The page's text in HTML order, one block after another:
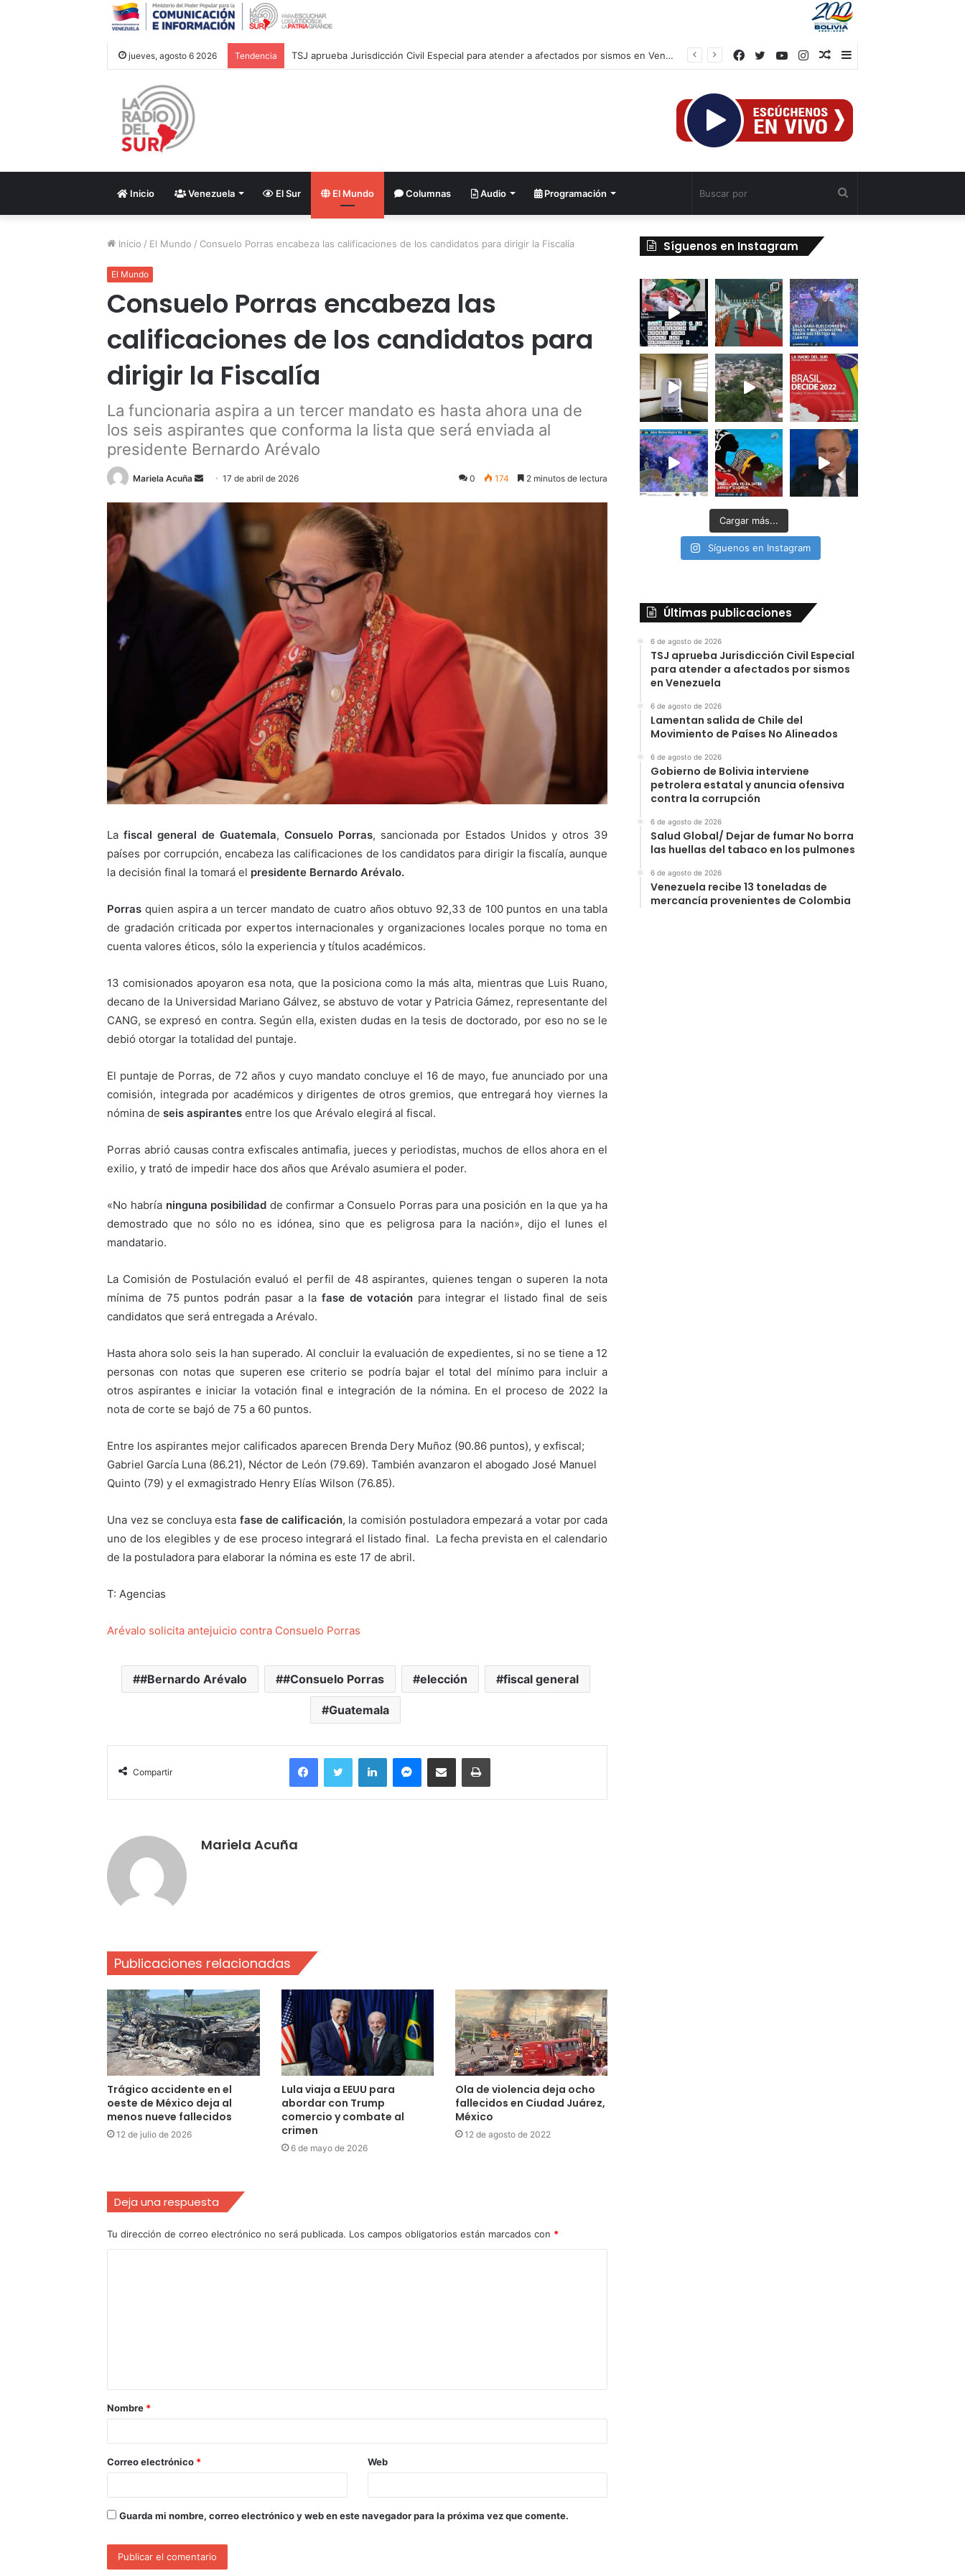
jueves, agosto 6 2026 Tendencia TSJ aprueba Jurisdicción Civil Especial para atender a afectados por sismos en Venezuela
Barra
Publicación
azar
Instagram
YouTube
Twitter
Facebook
Inicio Venezuela El Sur El Mundo Columnas Audio Programación
Inicio / El Mundo / Consuelo Porras encabeza las calificaciones de los candidatos para dirigir la Fiscalía
El Mundo
Consuelo Porras encabeza las
calificaciones de los candidatos para
dirigir la Fiscalía
La funcionaria aspira a un tercer mandato es hasta ahora una de
los seis aspirantes que conforma la lista que será enviada al
presidente Bernardo Arévalo
Mariela Acuña
Send
email
17 de abril de 2026 0 174 2 minutos de lectura
Lafiscal general de Guatemala,Consuelo Porras, sancionada por Estados Unidos y otros 39
países por corrupción, encabeza las calificaciones de los candidatos para dirigir la fiscalía, aunque
la decisión final la tomará el presidente Bernardo Arévalo.
Porras quien aspira a un tercer mandato de cuatro años obtuvo 92,33 de 100 puntos en una tabla
de gradación criticada por expertos internacionales y organizaciones locales porque no toma en
cuenta valores éticos, sólo la experiencia y títulos académicos.
13 comisionados apoyaron esa nota, que la posiciona como la más alta, mientras que Luis Ruano,
decano de la Universidad Mariano Gálvez, se abstuvo de votar y Patricia Gámez, representante del
CANG, se expresó en contra. Según ella, existen dudas en la tesis de doctorado, por eso no se le
debió otorgar la totalidad del puntaje.
El puntaje de Porras, de 72 años y cuyo mandato concluye el 16 de mayo, fue anunciado por una
comisión, integrada por académicos y dirigentes de otros gremios, que entregará hoy viernes la
nómina deseis aspirantes entre los que Arévalo elegirá al fiscal.
Porras abrió causas contra exfiscales antimafia, jueces y periodistas, muchos de ellos ahora en el
exilio, y trató de impedir hace dos años que Arévalo asumiera el poder.
«No habría ninguna posibilidad de confirmar a Consuelo Porras para una posición en la que ya ha
demostrado que no sólo no es idónea, sino que es peligrosa para la nación», dijo el lunes el
mandatario.
La Comisión de Postulación evaluó el perfil de 48 aspirantes, quienes tengan o superen la nota
mínima de 75 puntos podrán pasar a la fase de votación para integrar el listado final de seis
candidatos que será entregada a Arévalo.
Hasta ahora solo seis la han superado. Al concluir la evaluación de expedientes, si no se tiene a 12
personas con notas que superen ese criterio se podría bajar el total del mínimo para incluir a
otros aspirantes e iniciar la votación final e integración de la nómina. En el proceso de 2022 la
nota de corte se bajó de 75 a 60 puntos.
Entre los aspirantes mejor calificados aparecen Brenda Dery Muñoz (90.86 puntos), y exfiscal;
Gabriel García Luna (86.21), Néctor de León (79.69). También avanzaron el abogado José Manuel
Quinto (79) y el exmagistrado Henry Elías Wilson (76.85).
Una vez se concluya esta fase de calificación, la comisión postuladora empezará a votar por cada
uno de los elegibles y de ese proceso integrará el listado final. La fecha prevista en el calendario
de la postuladora para elaborar la nómina es este 17 de abril.
T: Agencias
Arévalo solicita antejuicio contra Consuelo Porras
#Bernardo Arévalo #Consuelo Porras elección fiscal general
Guatemala
Compartir
FacebookTwitter LinkedInMessengerCompartir por correo electrónicoImprimir
Mariela Acuña
Publicaciones relacionadas
Trágico accidente en el
oeste de México deja al
menos nueve fallecidos
12 de julio de 2026
Lula viaja a EEUU para
abordar con Trump
comercio y combate al
crimen
6 de mayo de 2026
Ola de violencia deja ocho
fallecidos en Ciudad Juárez,
México
12 de agosto de 2022
Deja una respuesta
Tu dirección de correo electrónico no será publicada. Los campos obligatorios están marcados con *
Nombre *
Correo electrónico * Web
Guarda mi nombre, correo electrónico y web en este navegador para la próxima vez que comente.
Síguenos en Instagram
Cargar más...
Síguenos en Instagram
Últimas publicaciones
6 de agosto de 2026
TSJ aprueba Jurisdicción Civil Especial
para atender a afectados por sismos
en Venezuela
6 de agosto de 2026
Lamentan salida de Chile del
Movimiento de Países No Alineados
6 de agosto de 2026
Gobierno de Bolivia interviene
petrolera estatal y anuncia ofensiva
contra la corrupción
6 de agosto de 2026
Salud Global/ Dejar de fumar No borra
las huellas del tabaco en los pulmones
6 de agosto de 2026
Venezuela recibe 13 toneladas de
mercancía provenientes de Colombia